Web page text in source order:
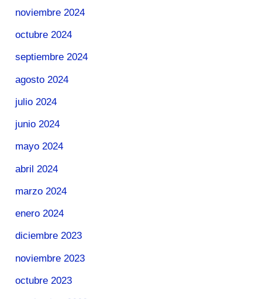
noviembre 2024
octubre 2024
septiembre 2024
agosto 2024
julio 2024
junio 2024
mayo 2024
abril 2024
marzo 2024
enero 2024
diciembre 2023
noviembre 2023
octubre 2023